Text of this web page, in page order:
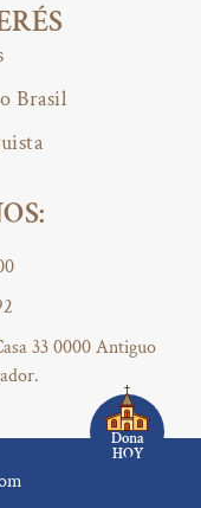
33 0000 Antiguo
Brasil
Dona
HOY